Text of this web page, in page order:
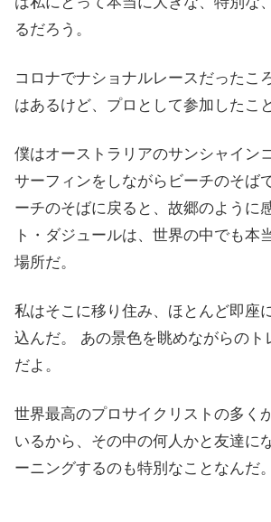
るだろう。
コロナでナショナルレースだったこ
はあるけど、プロとして参加したこ
僕はオーストラリアのサンシャイン
サーフィンをしながらビーチのそば
ーチのそばに戻ると、故郷のように
ト・ダジュールは、世界の中でも本
場所だ。
私はそこに移り住み、ほとんど即座
込んだ。 あの景色を眺めながらのト
だよ。
世界最高のプロサイクリストの多く
いるから、その中の何人かと友達に
ーニングするのも特別なことなんだ。